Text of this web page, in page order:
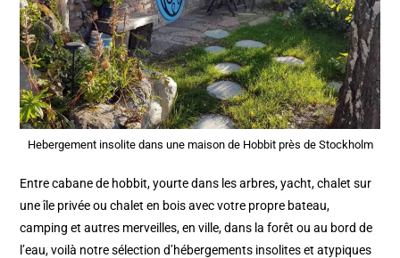
Hebergement insolite dans une maison de Hobbit près de Stockholm
Entre cabane de hobbit, yourte dans les arbres, yacht, chalet sur
une île privée ou chalet en bois avec votre propre bateau,
camping et autres merveilles, en ville, dans la forêt ou au bord de
l’eau, voilà notre sélection d’hébergements insolites et atypiques